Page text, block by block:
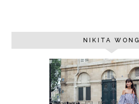
NIKITA WONG